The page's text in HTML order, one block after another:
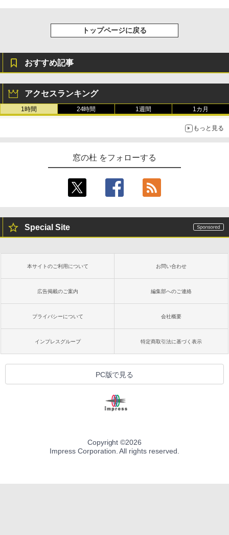
トップページに戻る
おすすめ記事
アクセスランキング
1時間 24時間 1週間 1カ月
もっと見る
窓の杜 をフォローする
Special Site
本サイトのご利用について お問い合わせ
広告掲載のご案内 編集部へのご連絡
プライバシーについて 会社概要
インプレスグループ 特定商取引法に基づく表示
PC版で見る
Copyright ©2026
Impress Corporation. All rights reserved.